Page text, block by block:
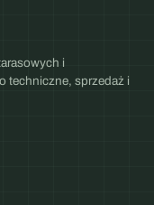
i
techniczne, sprzedaż i